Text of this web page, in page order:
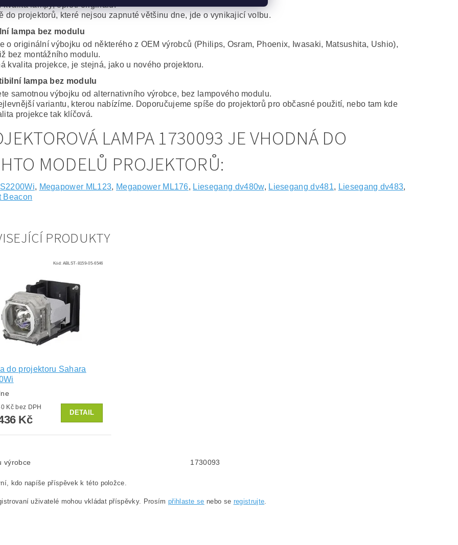
kvalita lampy, oproti originálu.
do projektorů, které nejsou zapnuté většinu dne, jde o vynikajicí volbu.
lampa bez modulu
o originální výbojku od některého z OEM výrobců (Philips, Osram, Phoenix, Iwasaki, Matsushita, Ushio),
bez montážního modulu.
kvalita projekce, je stejná, jako u nového projektoru.
lampa bez modulu
samotnou výbojku od alternativního výrobce, bez lampového modulu.
variantu, kterou nabízíme. Doporučujeme spíše do projektorů pro občasné použití, nebo tam kde
projekce tak klíčová.
LAMPA 1730093 JE VHODNÁ DO
MODELŮ PROJEKTORŮ:
, Megapower ML123, Megapower ML176, Liesegang dv480w, Liesegang dv481, Liesegang dv483,
Beacon
PRODUKTY
Kód: ABLST-8159-05-6546
do projektoru Sahara
od 2 840 Kč bez DPH
Kč
DETAIL
výrobce 1730093
kdo napíše příspěvek k této položce.
uživatelé mohou vkládat příspěvky. Prosím přihlaste se nebo se registrujte